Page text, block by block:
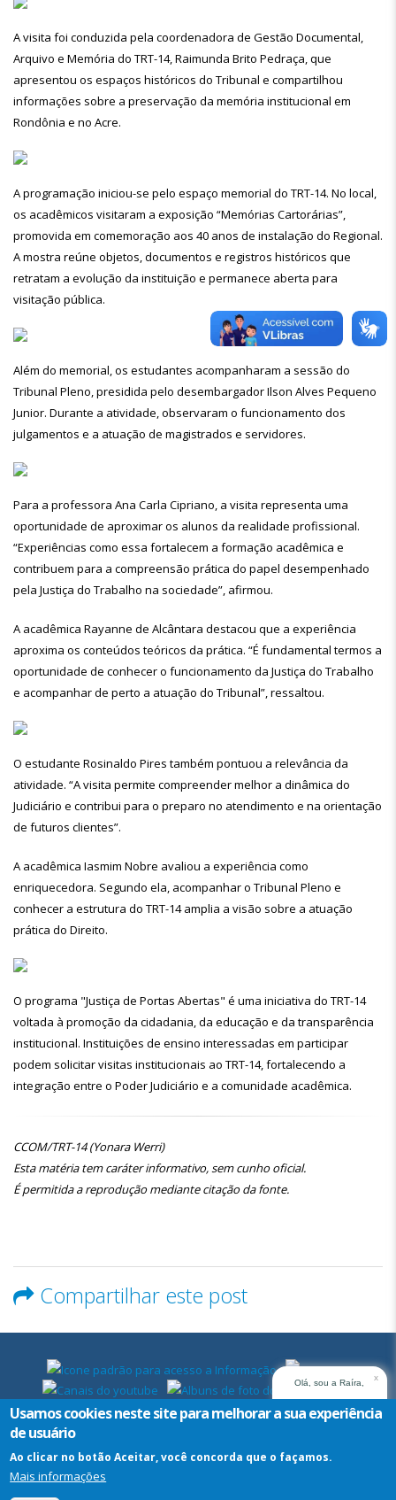
A visita foi conduzida pela coordenadora de Gestão Documental,
Arquivo e Memória do TRT-14, Raimunda Brito Pedraça, que
apresentou os espaços históricos do Tribunal e compartilhou
informações sobre a preservação da memória institucional em
Rondônia e no Acre.
A programação iniciou-se pelo espaço memorial do TRT-14. No local,
os acadêmicos visitaram a exposição “Memórias Cartorárias”,
promovida em comemoração aos 40 anos de instalação do Regional.
A mostra reúne objetos, documentos e registros históricos que
retratam a evolução da instituição e permanece aberta para
visitação pública.
Além do memorial, os estudantes acompanharam a sessão do
Tribunal Pleno, presidida pelo desembargador Ilson Alves Pequeno
Junior. Durante a atividade, observaram o funcionamento dos
julgamentos e a atuação de magistrados e servidores.
Para a professora Ana Carla Cipriano, a visita representa uma
oportunidade de aproximar os alunos da realidade profissional.
“Experiências como essa fortalecem a formação acadêmica e
contribuem para a compreensão prática do papel desempenhado
pela Justiça do Trabalho na sociedade”, afirmou.
A acadêmica Rayanne de Alcântara destacou que a experiência
aproxima os conteúdos teóricos da prática. “É fundamental termos a
oportunidade de conhecer o funcionamento da Justiça do Trabalho
e acompanhar de perto a atuação do Tribunal”, ressaltou.
O estudante Rosinaldo Pires também pontuou a relevância da
atividade. “A visita permite compreender melhor a dinâmica do
Judiciário e contribui para o preparo no atendimento e na orientação
de futuros clientes”.
A acadêmica Iasmim Nobre avaliou a experiência como
enriquecedora. Segundo ela, acompanhar o Tribunal Pleno e
conhecer a estrutura do TRT-14 amplia a visão sobre a atuação
prática do Direito.
O programa "Justiça de Portas Abertas" é uma iniciativa do TRT-14
voltada à promoção da cidadania, da educação e da transparência
institucional. Instituições de ensino interessadas em participar
podem solicitar visitas institucionais ao TRT-14, fortalecendo a
integração entre o Poder Judiciário e a comunidade acadêmica.
CCOM/TRT-14 (Yonara Werri)
Esta matéria tem caráter informativo, sem cunho oficial.
É permitida a reprodução mediante citação da fonte.
Compartilhar este post
Olá, sou a Raíra,
assistente virtual do
TRT14. Em que posso
x
Usamos cookies neste site para melhorar a sua experiência
de usuário
Ao clicar no botão Aceitar, você concorda que o façamos.
Mais informações